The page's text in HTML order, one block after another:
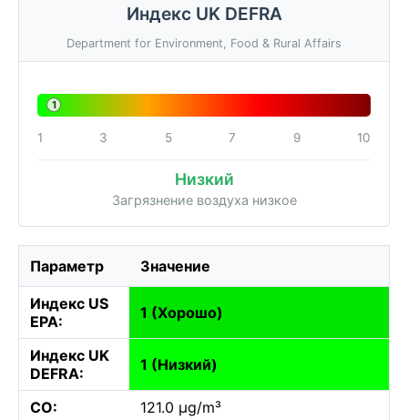
Индекс UK DEFRA
Department for Environment, Food & Rural Affairs
1
1 3 5 7 9 10
Низкий
Загрязнение воздуха низкое
Параметр Значение
Индекс US
EPA:
1 (Хорошо)
Индекс UK
DEFRA:
1 (Низкий)
CO:
121.0 µg/m³